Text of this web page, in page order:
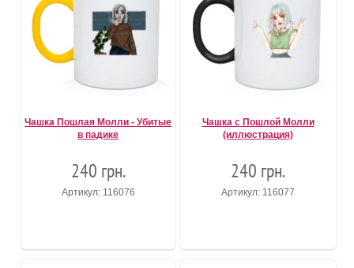
Чашка Пошлая Молли - Убитые
в падике
240 грн.
Артикул: 116076
Чашка с Пошлой Молли
(иллюстрация)
240 грн.
Артикул: 116077